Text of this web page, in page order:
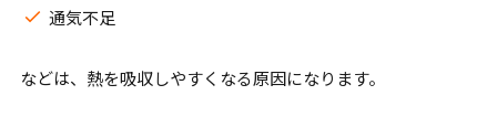
通気不足
などは、熱を吸収しやすくなる原因になります。